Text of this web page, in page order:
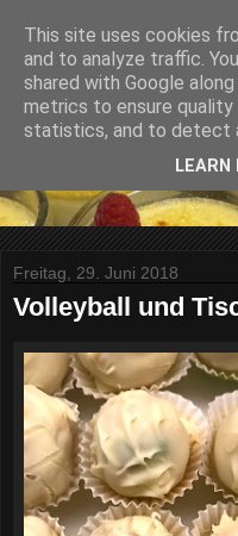
Freitag, 29. Juni 2018
Volleyball und
This site uses cookies
and to analyze traffic.
shared with Google
metrics to ensure
statistics, and to detect
LEARN